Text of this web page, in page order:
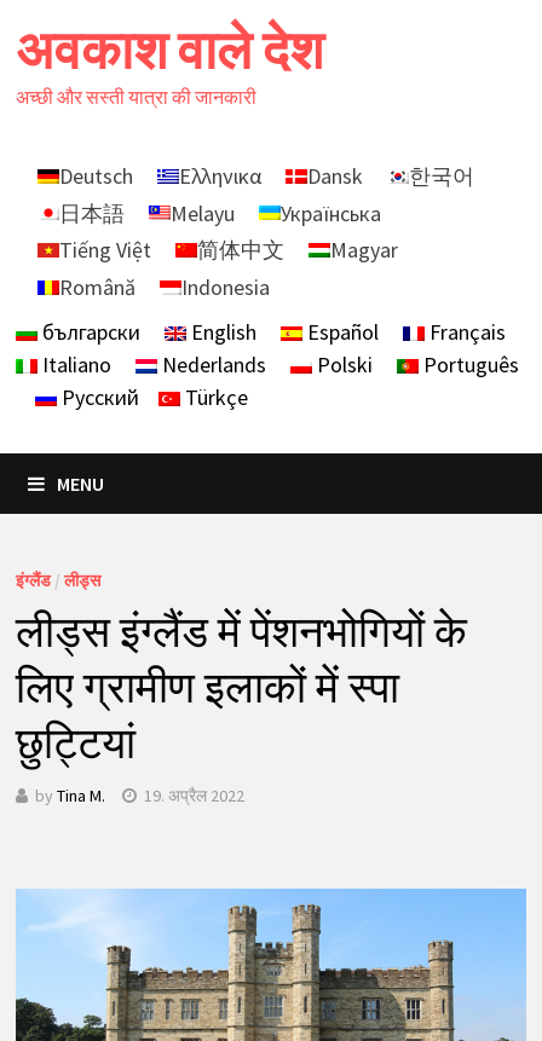
to
content
अवकाश वाले देश
अच्छी और सस्ती यात्रा की जानकारी
Deutsch Ελληνικα Dansk
한국어
日本語
Melayu
Українська
Tiếng Việt
简体中文
Magyar
Română
Indonesia
български
English Español
Français
Italiano
Nederlands Polski
Português
Русский
Türkçe
MENU
इंग्लैंड/लीड्स
लीड्स इंग्लैंड में पेंशनभोगियों के
लिए ग्रामीण इलाकों में स्पा
छुट्टियां
by Tina M. 19. अप्रैल 2022